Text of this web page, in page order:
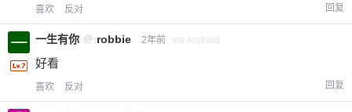
喜欢 反对 回复
一生有你 @ robbie 2年前 via Android
好看
喜欢 反对 回复